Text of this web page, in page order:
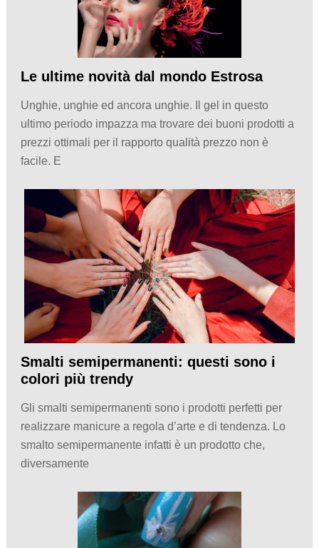
Le ultime novità dal mondo Estrosa
Unghie, unghie ed ancora unghie. Il gel in questo
ultimo periodo impazza ma trovare dei buoni prodotti a
prezzi ottimali per il rapporto qualità prezzo non è
facile. E
Smalti semipermanenti: questi sono i
colori più trendy
Gli smalti semipermanenti sono i prodotti perfetti per
realizzare manicure a regola d’arte e di tendenza. Lo
smalto semipermanente infatti è un prodotto che,
diversamente